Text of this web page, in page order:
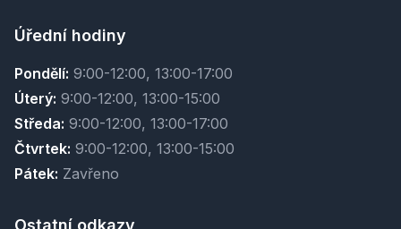
Úřední hodiny
Pondělí: 9:00-12:00, 13:00-17:00
Úterý: 9:00-12:00, 13:00-15:00
Středa: 9:00-12:00, 13:00-17:00
Čtvrtek: 9:00-12:00, 13:00-15:00
Pátek: Zavřeno
Ostatní odkazy